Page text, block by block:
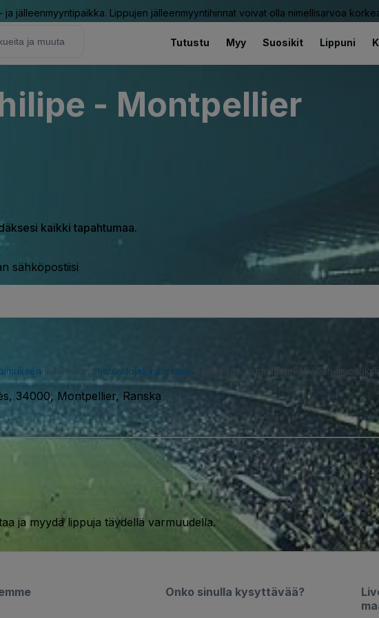
ja jälleenmyyntipaikka. Lippujen jälleenmyyntihinnat voivat olla nimellisarvoa
Tutustu Myy Suosikit Lippuni
- Montpellier
kaikki tapahtumaa.
sähköpostiisi
ja hyväksyt tietosuojakäytännön . Saatat saada meiltä tekstiviesti-
34000, Montpellier, Ranska
ja myydä lippuja täydellä varmuudella.
Onko sinulla kysyttävää?